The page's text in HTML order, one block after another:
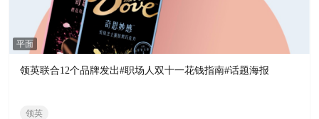
平面
领英联合12个品牌发出#职场人双十一花钱指南#话题海报
领英